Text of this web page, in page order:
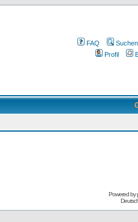
FAQ
Suchen
Profil
Powered by